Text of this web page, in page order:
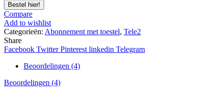
Bestel hier!
Compare
Add to wishlist
Categorieën: Abonnement met toestel, Tele2
Share
Facebook Twitter Pinterest linkedin Telegram
Beoordelingen (4)
Beoordelingen (4)